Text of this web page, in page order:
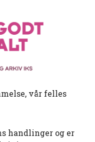
vår felles
handlinger og er